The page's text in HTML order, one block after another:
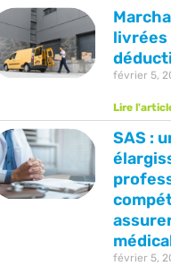
livrées
février 5,
Lire
SAS :
février 5,